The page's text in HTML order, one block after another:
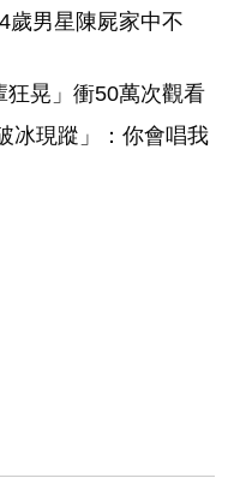
歲男星陳屍家中不
狂晃」衝50萬次觀看
冰現蹤」：你會唱我